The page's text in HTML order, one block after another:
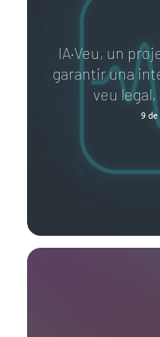
IA·Veu, un
garantir una
veu
9